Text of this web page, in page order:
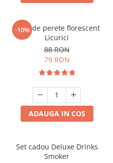
-10%
Ceas de perete florescent
Licurici
88 RON
79 RON
ADAUGA IN COS
Set cadou Deluxe Drinks
Smoker